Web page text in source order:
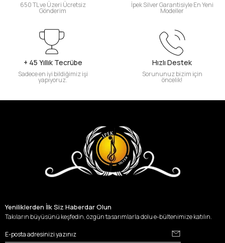
650 TL ve Üzeri Ücretsiz
Gönderim
İpek Silver Garantisiyle En Yeni
Modeller
+ 45 Yıllık Tecrübe
Sadece en iyi bildiğimiz işi
yapıyoruz.
Hızlı Destek
Sorununuz bizim için
öncelik!
Yeniliklerden İlk Siz Haberdar Olun
Takıların büyüsünü keşfedin, özgün tasarımlarla dolu e-bültenimize katılın.